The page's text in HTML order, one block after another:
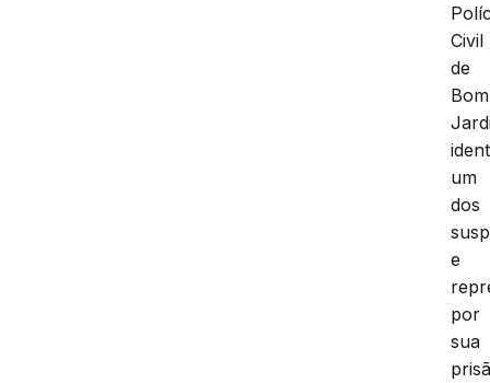
Civil
de
Bom
um
dos
e
por
sua